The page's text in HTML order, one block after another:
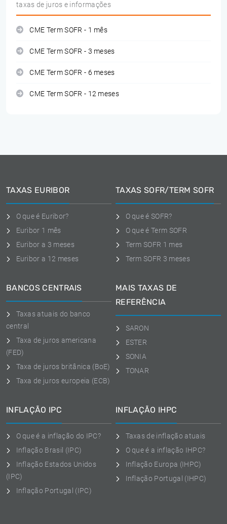
taxas de juros e informações
CME Term SOFR - 1 mês
CME Term SOFR - 3 meses
CME Term SOFR - 6 meses
CME Term SOFR - 12 meses
TAXAS EURIBOR
O que é Euribor?
Euribor 1 mês
Euribor a 3 meses
Euribor a 12 meses
TAXAS SOFR/TERM SOFR
O que é SOFR?
O que é Term SOFR
Term SOFR 1 mes
Term SOFR 3 meses
BANCOS CENTRAIS
Taxas atuais do banco
central
Taxa de juros americana
(FED)
Taxa de juros britânica (BoE)
Taxa de juros europeia (ECB)
MAIS TAXAS DE
REFERÊNCIA
SARON
ESTER
SONIA
TONAR
INFLAÇÃO IPC
O que é a inflação do IPC?
Inflação Brasil (IPC)
Inflação Estados Unidos
(IPC)
Inflação Portugal (IPC)
INFLAÇÃO IHPC
Taxas de inflação atuais
O que é a inflação IHPC?
Inflação Europa (IHPC)
Inflação Portugal (IHPC)